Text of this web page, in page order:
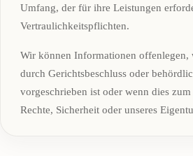
Umfang, der für ihre Leistungen
Vertraulichkeitspflichten.
Wir können Informationen offenlegen,
durch Gerichtsbeschluss oder
vorgeschrieben ist oder wenn dies zum
Rechte, Sicherheit oder unseres